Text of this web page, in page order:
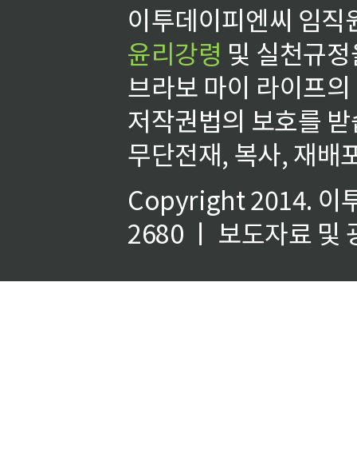
이투데이피엔씨 임
윤리강령 및 실천규
브라보 마이 라이프
저작권법의 보호를
무단전재, 복사, 재배
Copyright 2014. 이
2680 ㅣ 보도자료